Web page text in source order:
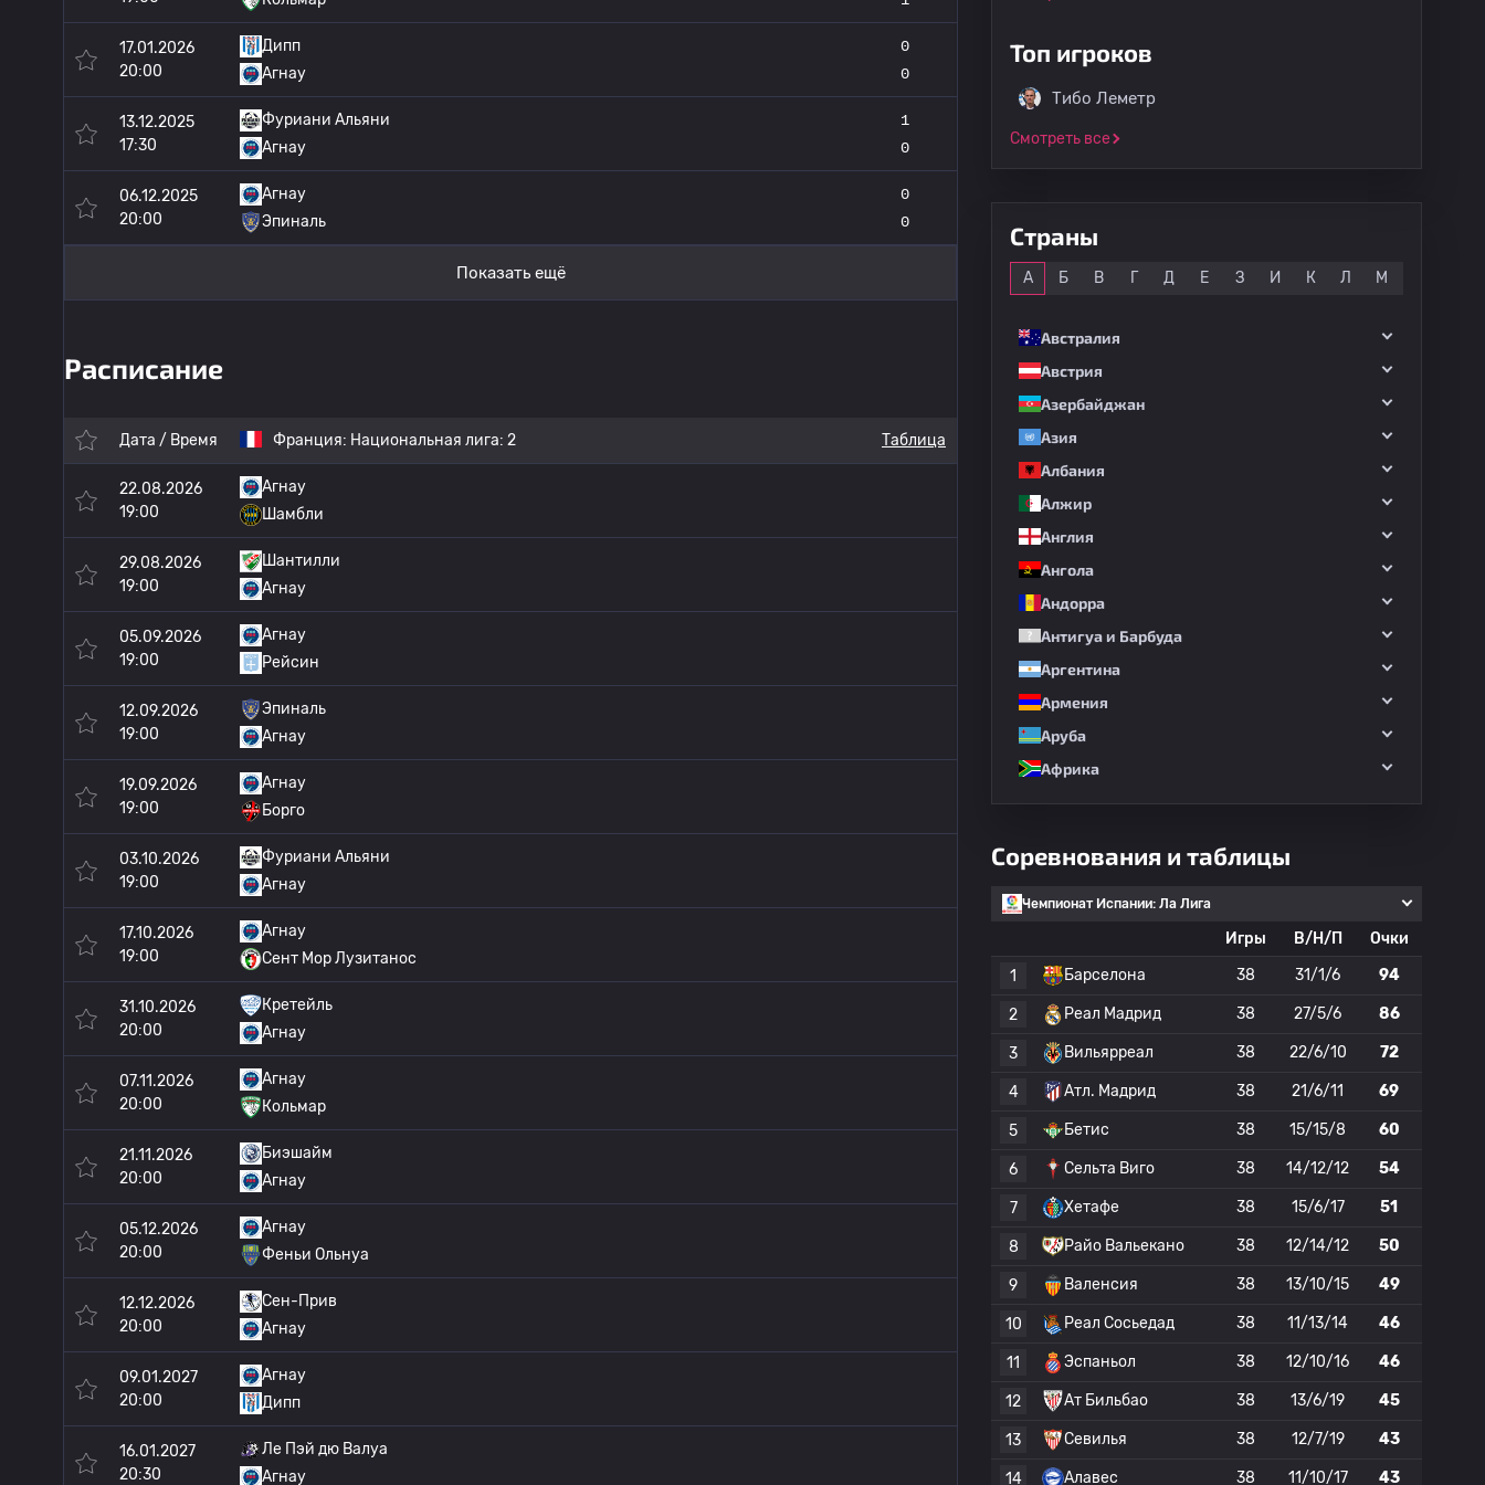
17.01.2026
20:00
Дипп
Агнау
0
0
13.12.2025
17:30
Фуриани Альяни
Агнау
1
0
06.12.2025
20:00
Агнау
Эпиналь
0
0
Показать ещё
Расписание
Дата / Время Франция: Национальная лига: 2 Таблица
22.08.2026
19:00
Агнау
Шамбли
29.08.2026
19:00
Шантилли
Агнау
05.09.2026
19:00
Агнау
Рейсин
12.09.2026
19:00
Эпиналь
Агнау
19.09.2026
19:00
Агнау
Борго
03.10.2026
19:00
Фуриани Альяни
Агнау
17.10.2026
19:00
Агнау
Сент Мор Лузитанос
31.10.2026
20:00
Кретейль
Агнау
07.11.2026
20:00
Агнау
Кольмар
21.11.2026
20:00
Биэшайм
Агнау
05.12.2026
20:00
Агнау
Феньи Ольнуа
12.12.2026
20:00
Сен-Прив
Агнау
09.01.2027
20:00
Агнау
Дипп
16.01.2027
20:30
Ле Пэй дю Валуа
Агнау
Топ игроков
Тибо Леметр
Смотреть все
Страны
А Б В Г Д Е З И К Л М
Австралия
Австрия
Азербайджан
Азия
Албания
Алжир
Англия
Ангола
Андорра
Антигуа и Барбуда
Аргентина
Армения
Аруба
Африка
Соревнования и таблицы
Чемпионат Испании: Ла Лига
Игры В/Н/П
Очки
1
Барселона 38 31/1/6 94
2 Реал Мадрид 38 27/5/6 86
3 Вильярреал 38 22/6/10 72
4 Атл. Мадрид 38 21/6/11 69
5 Бетис 38 15/15/8 60
6 Сельта Виго 38 14/12/12 54
7 Хетафе 38 15/6/17 51
8 Райо Вальекано 38 12/14/12 50
9 Валенсия 38 13/10/15 49
10 Реал Сосьедад 38 11/13/14 46
11 Эспаньол 38 12/10/16 46
12 Ат Бильбао 38 13/6/19 45
13 Севилья 38 12/7/19 43
14 Алавес 38 11/10/17 43